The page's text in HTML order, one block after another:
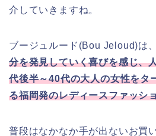
介していきますね。
ブージュルード(Bou Jeloud)は、
分を発見していく喜びを感じ、
代後半～40代の大人の女性をタ
る福岡発のレディースファッシ
普段はなかなか手が出ないお買